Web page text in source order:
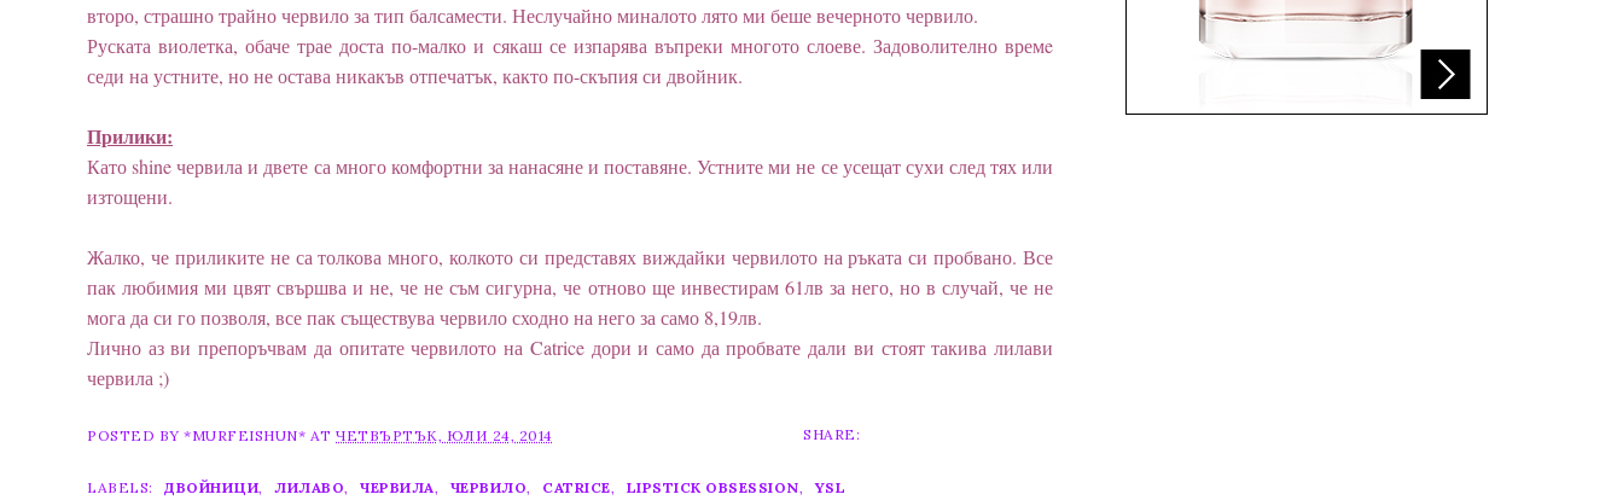
второ, страшно трайно червило за тип балсамести. Неслучайно миналото лято ми беше вечерното червило.
Руската виолетка, обаче трае доста по-малко и сякаш се изпарява въпреки многото слоеве. Задоволително времe
седи на устните, но не остава никакъв отпечатък, както по-скъпия си двойник.
Прилики:
Като shine червила и двете са много комфортни за нанасяне и поставяне. Устните ми не се усещат сухи след тях или
изтощени.
Жалко, че приликите не са толкова много, колкото си представях виждайки червилото на ръката си пробвано. Все
пак любимия ми цвят свършва и не, че не съм сигурна, че отново ще инвестирам 61лв за него, но в случай, че не
мога да си го позволя, все пак съществува червило сходно на него за само 8,19лв.
Лично аз ви препоръчвам да опитате червилото на Catrice дори и само да пробвате дали ви стоят такива лилави
червила ;)
POSTED BY *MURFEISHUN* AT ЧЕТВЪРТЪК, ЮЛИ 24, 2014 SHARE:
LABELS: ДВОЙНИЦИ, ЛИЛАВО, ЧЕРВИЛА , ЧЕРВИЛО, CATRICE, LIPSTICK OBSESSION, YSL